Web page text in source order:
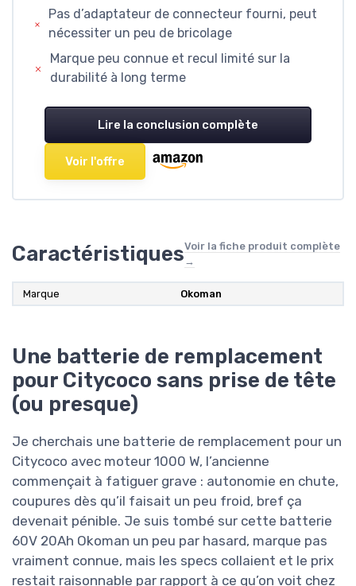
Pas d’adaptateur de connecteur fourni, peut
nécessiter un peu de bricolage
Marque peu connue et recul limité sur la
durabilité à long terme
Lire la conclusion complète
Voir l'offre
CaractéristiquesVoir la fiche produit complète
→
Marque ‎Okoman
Une batterie de remplacement
pour Citycoco sans prise de tête
(ou presque)
Je cherchais une batterie de remplacement pour un
Citycoco avec moteur 1000 W, l’ancienne
commençait à fatiguer grave : autonomie en chute,
coupures dès qu’il faisait un peu froid, bref ça
devenait pénible. Je suis tombé sur cette batterie
60V 20Ah Okoman un peu par hasard, marque pas
vraiment connue, mais les specs collaient et le prix
restait raisonnable par rapport à ce qu’on voit chez